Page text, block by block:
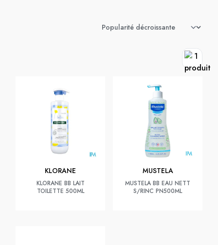
KLORANE
KLORANE BB LAIT
TOILETTE 500ML
MUSTELA
MUSTELA BB EAU NETT
S/RINC PN500ML